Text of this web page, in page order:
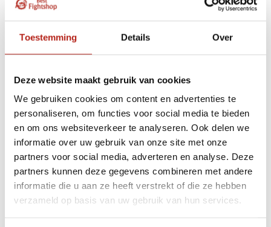
Toestemming Details Over
Deze website maakt gebruik van cookies
We gebruiken cookies om content en advertenties te
personaliseren, om functies voor social media te bieden
en om ons websiteverkeer te analyseren. Ook delen we
informatie over uw gebruik van onze site met onze
partners voor social media, adverteren en analyse. Deze
partners kunnen deze gegevens combineren met andere
informatie die u aan ze heeft verstrekt of die ze hebben
verzameld op basis van uw gebruik van hun services.
Apply filters
Producten getagd met
Adidas Hybrid Super Pro
Scheenbeschermer
Producten
Filter